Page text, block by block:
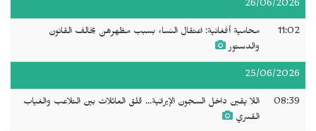
26/06/2026
11:02
محامية أفغانية: اعتقال النساء بسبب مظهرهن يخالف القانون
والدستور
25/06/2026
08:39
اللا يقين داخل السجون الإيرانية... قلق العائلات بين التلاعب والغياب
القسري